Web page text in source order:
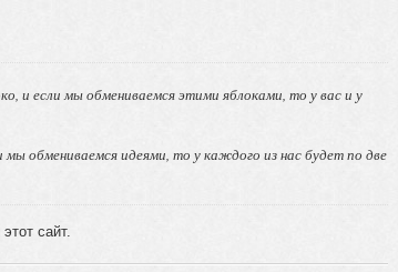
и если мы обмениваемся этими яблоками, то у вас и у
мы обмениваемся идеями, то у каждого из нас будет по две
сайт.